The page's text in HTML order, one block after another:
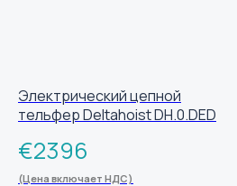
Электрический цепной
тельфер Deltahoist DH.0.DED
€2396
(Цена включает НДС)